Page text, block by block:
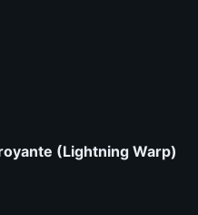
(Lightning Warp)